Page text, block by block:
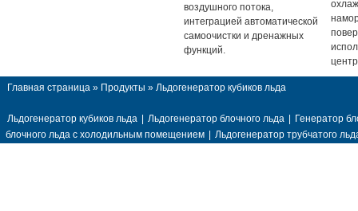
воздушного потока,
интеграцией автоматической
самоочистки и дренажных
функций.
Главная страница » Продукты » Льдогенератор кубиков льда
Льдогенератор кубиков льда | Льдогенератор блочного льда | Генератор
блочного льда с холодильным помещением | Льдогенератор трубчатого